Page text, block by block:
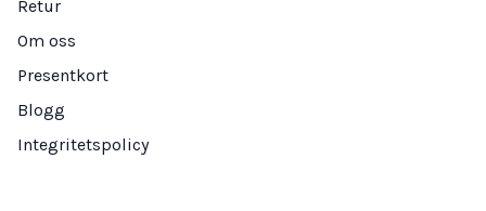
Retur
Om oss
Presentkort
Blogg
Integritetspolicy